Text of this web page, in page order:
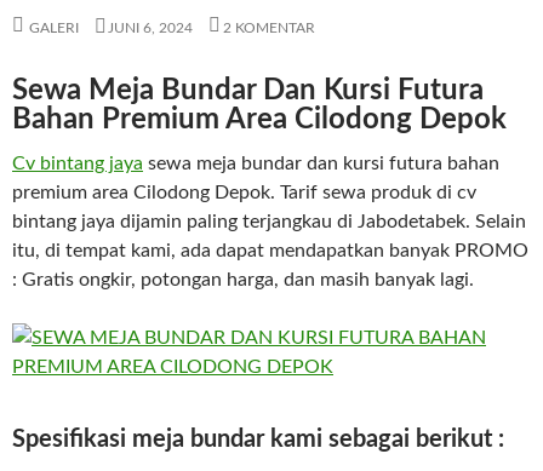
GALERI JUNI 6, 2024 2 KOMENTAR
Sewa Meja Bundar Dan Kursi Futura
Bahan Premium Area Cilodong Depok
Cv bintang jaya sewa meja bundar dan kursi futura bahan
premium area Cilodong Depok. Tarif sewa produk di cv
bintang jaya dijamin paling terjangkau di Jabodetabek. Selain
itu, di tempat kami, ada dapat mendapatkan banyak PROMO
: Gratis ongkir, potongan harga, dan masih banyak lagi.
Spesifikasi meja bundar kami sebagai berikut :